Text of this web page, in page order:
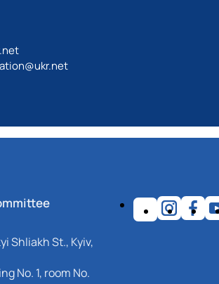
Shliakh St., Kyiv,
No. 1, room No.